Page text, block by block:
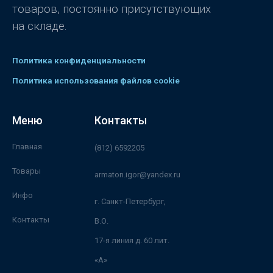
товаров, постоянно присутствующих
на складе.
Политика конфиденциальности
Политика использования файлов cookie
Меню
Главная
Товары
Инфо
Контакты
Контакты
(812) 6592205
armaton.igor@yandex.ru
г. Санкт-Петербург,
В.О.
17-я линия д. 60 лит.
«А»